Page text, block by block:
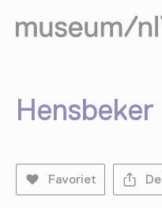
Hensbeker
Favoriet